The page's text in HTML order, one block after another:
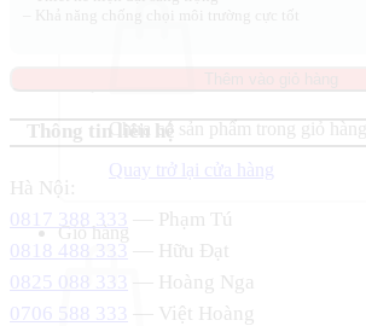
Chưa có sản phẩm trong giỏ hàng.
Quay trở lại cửa hàng
Giỏ hàng
Thông tin liên hệ
Hà Nội:
0817 388 333
— Phạm Tú
0818 488 333
— Hữu Đạt
0825 088 333
— Hoàng Nga
0706 588 333
— Việt Hoàng